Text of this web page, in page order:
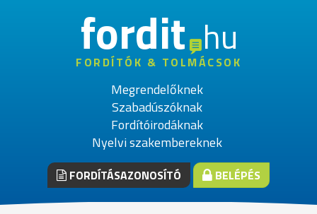
fordithu
FORDÍTÓK & TOLMÁCSOK
Megrendelőknek
Szabadúszóknak
Fordítóirodáknak
Nyelvi szakembereknek
FORDÍTÁSAZONOSÍTÓ BELÉPÉS